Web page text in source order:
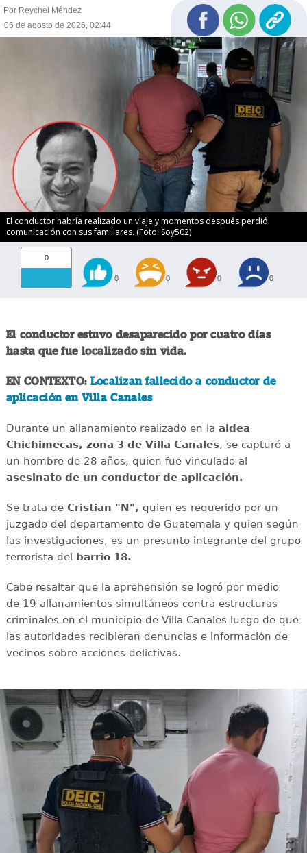
Por Reychel Méndez
06 de agosto de 2026, 02:44
El conductor habría realizado un viaje y momentos después perdió
comunicación con sus familiares. (Foto: Soy502)
0
0 0 0 0
El conductor estuvo desaparecido por cuatro días
hasta que fue localizado sin vida.
EN CONTEXTO:Localizan fallecido a conductor de
aplicación en Villa Canales
Durante un allanamiento realizado en la aldea
Chichimecas, zona 3 de Villa Canales, se capturó a
un hombre de 28 años, quien fue vinculado al
asesinato de un conductor de aplicación.
Se trata de Cristian "N", quien es requerido por un
juzgado del departamento de Guatemala y quien según
las investigaciones, es un presunto integrante del grupo
terrorista del
barrio 18.
Cabe resaltar que la aprehensión se logró por medio
de 19 allanamientos simultáneos contra estructuras
criminales en el municipio de Villa Canales luego de que
las autoridades recibieran denuncias e información de
vecinos sobre acciones delictivas.